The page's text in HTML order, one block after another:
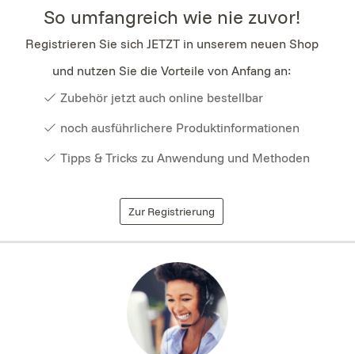
So umfangreich wie nie zuvor!
Registrieren Sie sich JETZT in unserem neuen Shop
und nutzen Sie die Vorteile von Anfang an:
Zubehör jetzt auch online bestellbar
noch ausführlichere Produktinformationen
Tipps & Tricks zu Anwendung und Methoden
Zur Registrierung